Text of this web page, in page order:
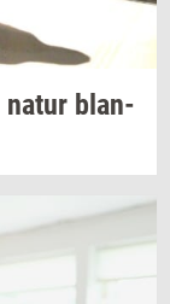
natur blan­